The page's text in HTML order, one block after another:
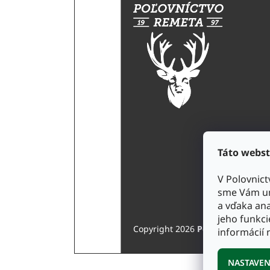
Táto
V
sme Vám
a vďaka
jeho
informácií
Copyright 2026